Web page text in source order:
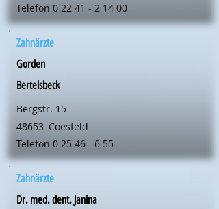
Telefon 0 22 41 - 2 14 00
Zahnärzte
Gorden
Bertelsbeck
Bergstr. 15
48653 Coesfeld
Telefon 0 25 46 - 6 55
Zahnärzte
Dr. med. dent. Janina